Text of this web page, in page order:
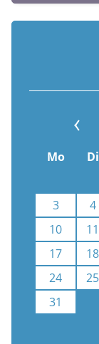
Mo Di
3
4
10
11
17
18
24
25
31